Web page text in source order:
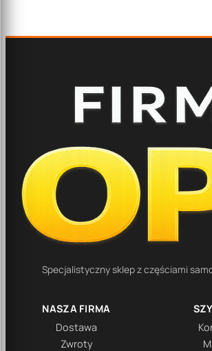
Specjalistyczny sklep z częściami
NASZA FIRMA
Dostawa
Zwroty